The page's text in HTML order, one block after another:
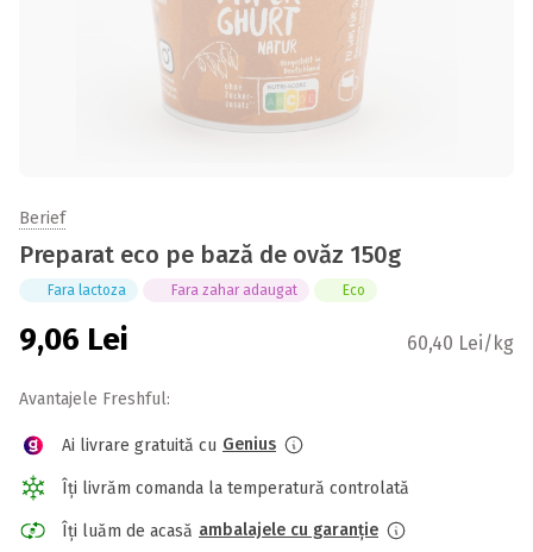
Berief
Preparat eco pe bază de ovăz 150g
Fara lactoza Fara zahar adaugat Eco
9,06 Lei 60,40 Lei/kg
Avantajele Freshful:
Ai livrare gratuită cu Genius
Îți livrăm comanda la temperatură controlată
Îți luăm de acasă ambalajele cu garanție